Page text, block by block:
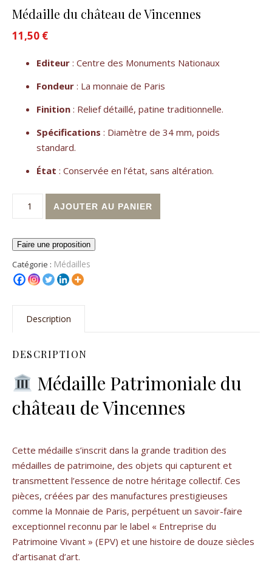
Médaille du château de Vincennes
11,50 €
Editeur : Centre des Monuments Nationaux
Fondeur : La monnaie de Paris
Finition : Relief détaillé, patine traditionnelle.
Spécifications : Diamètre de 34 mm, poids
standard.
État : Conservée en l’état, sans altération.
AJOUTER AU PANIER
Faire une proposition
Catégorie : Médailles
Description
DESCRIPTION
Médaille Patrimoniale du
château de Vincennes
Cette médaille s’inscrit dans la grande tradition des
médailles de patrimoine, des objets qui capturent et
transmettent l’essence de notre héritage collectif. Ces
pièces, créées par des manufactures prestigieuses
comme la Monnaie de Paris, perpétuent un savoir-faire
exceptionnel reconnu par le label « Entreprise du
Patrimoine Vivant » (EPV) et une histoire de douze siècles
d’artisanat d’art.